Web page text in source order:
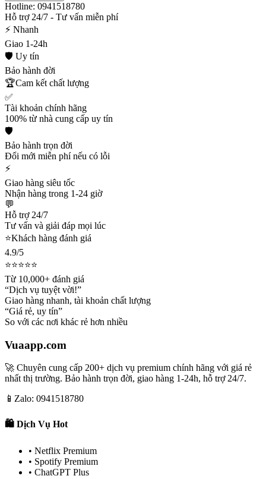
Hotline: 0941518780
Hỗ trợ 24/7 - Tư vấn miễn phí
⚡ Nhanh
Giao 1-24h
🛡️ Uy tín
Bảo hành đời
🏆Cam kết chất lượng
✅
Tài khoản chính hãng
100% từ nhà cung cấp uy tín
🛡️
Bảo hành trọn đời
Đổi mới miễn phí nếu có lỗi
⚡
Giao hàng siêu tốc
Nhận hàng trong 1-24 giờ
💬
Hỗ trợ 24/7
Tư vấn và giải đáp mọi lúc
⭐Khách hàng đánh giá
4.9/5
⭐⭐⭐⭐⭐
Từ 10,000+ đánh giá
“Dịch vụ tuyệt vời!”
Giao hàng nhanh, tài khoản chất lượng
“Giá rẻ, uy tín”
So với các nơi khác rẻ hơn nhiều
Vuaapp.com
🚀 Chuyên cung cấp 200+ dịch vụ premium chính hãng với giá rẻ
nhất thị trường. Bảo hành trọn đời, giao hàng 1-24h, hỗ trợ 24/7.
📱 Zalo: 0941518780
🛍️ Dịch Vụ Hot
• Netflix Premium
• Spotify Premium
• ChatGPT Plus